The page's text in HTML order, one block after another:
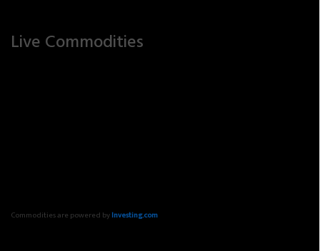
Live Commodities
Commodities are powered byInvesting.com